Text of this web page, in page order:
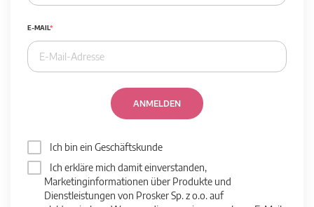
E-MAIL
ANMELDEN
Ich bin ein Geschäftskunde
Ich erkläre mich damit einverstanden,
Marketinginformationen über Produkte und
Dienstleistungen von Prosker Sp. z o.o. auf